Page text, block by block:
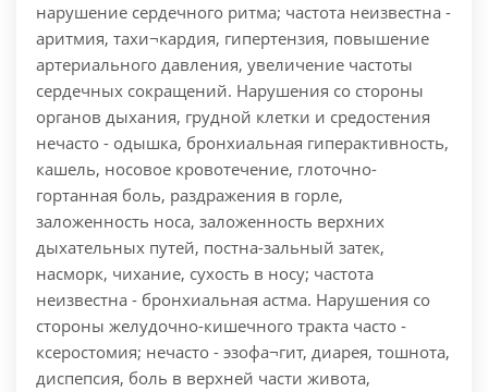
нарушение сердечного ритма; частота неизвестна -
аритмия, тахи¬кардия, гипертензия, повышение
артериального давления, увеличение частоты
сердечных сокращений. Нарушения со стороны
органов дыхания, грудной клетки и средостения
нечасто - одышка, бронхиальная гиперактивность,
кашель, носовое кровотечение, глоточно-
гортанная боль, раздражения в горле,
заложенность носа, заложенность верхних
дыхательных путей, постна-зальный затек,
насморк, чихание, сухость в носу; частота
неизвестна - бронхиальная астма. Нарушения со
стороны желудочно-кишечного тракта часто -
ксеростомия; нечасто - эзофа¬гит, диарея, тошнота,
диспепсия, боль в верхней части живота,